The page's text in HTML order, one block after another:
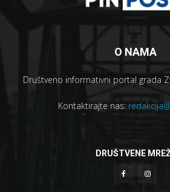
O NAMA
Društveno informativni portal grada
Kontaktirajte nas:
DRUŠTVENE